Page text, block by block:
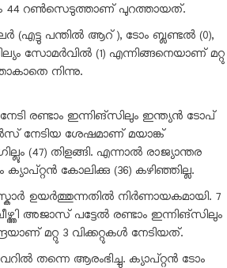
44 റണ്‍സെടുത്താണ് പുറത്തായത്.
(എട്ടു പന്തിൽ ആറ്), ടോം ബ്ലണ്ടൽ (0),
സോമർവിൽ (1) എന്നിങ്ങനെയാണ് മറ്റു
നിന്നു.
രണ്ടാം ഇന്നിങ്സിലും ഇന്ത്യൻ ടോപ്
നേടിയ ശേഷമാണ് മയാങ്ക്
തിളങ്ങി. എന്നാൽ രാജ്യാന്തര
കോലിക്കു (36) കഴിഞ്ഞില്ല.
ഉയർത്തുന്നതിൽ നിർണായകമായി. 7
അജാസ് പട്ടേൽ രണ്ടാം ഇന്നിങ്സിലും
മറ്റു 3 വിക്കറ്റുകൾ നേടിയത്.
തന്നെ ആരംഭിച്ചു. ക്യാപ്റ്റൻ ടോം